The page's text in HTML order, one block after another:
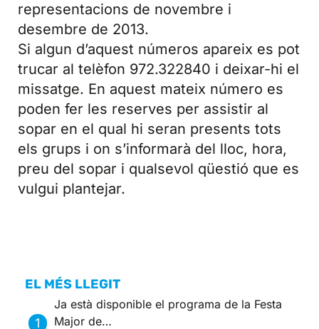
representacions de novembre i
desembre de 2013.
Si algun d’aquest números apareix es pot
trucar al telèfon 972.322840 i deixar-hi el
missatge. En aquest mateix número es
poden fer les reserves per assistir al
sopar en el qual hi seran presents tots
els grups i on s’informarà del lloc, hora,
preu del sopar i qualsevol qüestió que es
vulgui plantejar.
EL MÉS LLEGIT
Ja està disponible el programa de la Festa
Major de…